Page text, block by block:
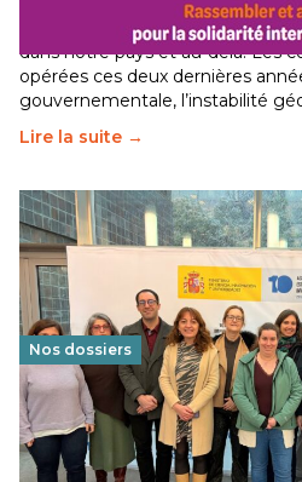
Le secteur humanitaire connaît
dans notre pays et au-delà. Les
opérées ces deux dernières
gouvernementale, l’instabilité
Lire la suite →
Nos dossiers
Éducation au vivre-
franco-espagnol pour
29 juin 2026-National